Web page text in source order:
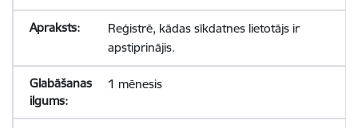
Reģistrē, kādas sīkdatnes lietotājs ir
apstiprinājis.
1 mēnesis